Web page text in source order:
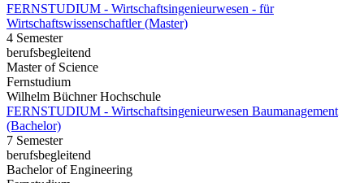
FERNSTUDIUM - Wirtschaftsingenieurwesen - für
Wirtschaftswissenschaftler (Master)
4 Semester
berufsbegleitend
Master of Science
Fernstudium
Wilhelm Büchner Hochschule
FERNSTUDIUM - Wirtschaftsingenieurwesen Baumanagement
(Bachelor)
7 Semester
berufsbegleitend
Bachelor of Engineering